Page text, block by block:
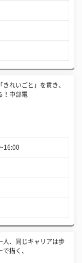
きれいごと」を貫き、
！中部電
16:00
人、同じキャリアは歩
で描く、